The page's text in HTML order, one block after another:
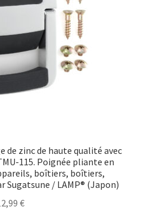
de zinc de haute qualité avec
115. Poignée pliante en
boîtiers, boîtiers,
/ LAMP® (Japon)
€